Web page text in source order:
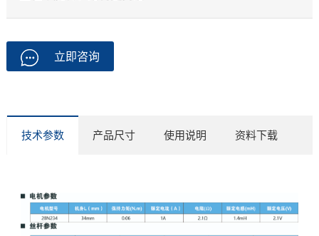
立即咨询
技术参数 产品尺寸 使用说明 资料下载